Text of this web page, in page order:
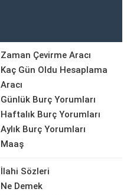
Zaman Çevirme Aracı
Kaç Gün Oldu Hesaplama
Aracı
Günlük Burç Yorumları
Haftalık Burç Yorumları
Aylık Burç Yorumları
Maaş
İlahi Sözleri
Ne Demek